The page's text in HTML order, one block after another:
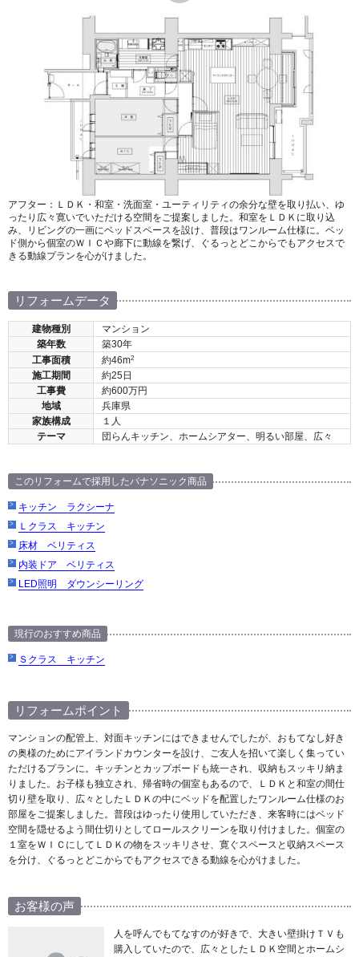
アフター：ＬＤＫ・和室・洗面室・ユーティリティの余分な壁を取り払い、ゆ
ったり広々寛いでいただける空間をご提案しました。和室をＬＤＫに取り込
み、リビングの一画にベッドスペースを設け、普段はワンルーム仕様に。ベッ
ド側から個室のＷＩＣや廊下に動線を繋げ、ぐるっとどこからでもアクセスで
きる動線プランを心がけました。
リフォームデータ
建物種別
マンション
築年数
築30年
工事面積
約46m2
施工期間
約25日
工事費
約600万円
地域
兵庫県
家族構成
１人
テーマ
団らんキッチン、ホームシアター、明るい部屋、広々
このリフォームで採用したパナソニック商品
キッチン ラクシーナ
Ｌクラス キッチン
床材 ベリティス
内装ドア ベリティス
LED照明 ダウンシーリング
現行のおすすめ商品
Ｓクラス キッチン
リフォームポイント
マンションの配管上、対面キッチンにはできませんでしたが、おもてなし好き
の奥様のためにアイランドカウンターを設け、ご友人を招いて楽しく集ってい
ただけるプランに。キッチンとカップボードも統一され、収納もスッキリ納ま
りました。お子様も独立され、帰省時の個室もあるので、ＬＤＫと和室の間仕
切り壁を取り、広々としたＬＤＫの中にベッドを配置したワンルーム仕様のお
部屋をご提案しました。普段はゆったり使用していただき、来客時にはベッド
空間を隠せるよう間仕切りとしてロールスクリーンを取り付けました。個室の
１室をＷＩＣにしてＬＤＫの物をスッキリさせ、寛ぐスペースと収納スペース
を分け、ぐるっとどこからでもアクセスできる動線を心がけました。
お客様の声
人を呼んでもてなすのが好きで、大きい壁掛けＴＶも
購入していたので、広々としたＬＤＫ空間とホームシ